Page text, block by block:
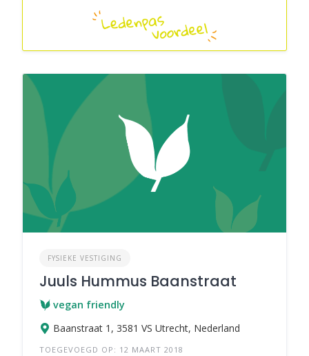
FYSIEKE VESTIGING
Juuls Hummus Baanstraat
vegan friendly
Baanstraat 1, 3581 VS Utrecht, Nederland
TOEGEVOEGD OP: 12 MAART 2018